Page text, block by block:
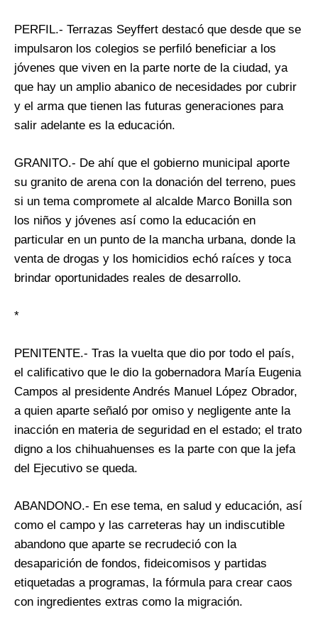
PERFIL.- Terrazas Seyffert destacó que desde que se
impulsaron los colegios se perfiló beneficiar a los
jóvenes que viven en la parte norte de la ciudad, ya
que hay un amplio abanico de necesidades por cubrir
y el arma que tienen las futuras generaciones para
salir adelante es la educación.
GRANITO.- De ahí que el gobierno municipal aporte
su granito de arena con la donación del terreno, pues
si un tema compromete al alcalde Marco Bonilla son
los niños y jóvenes así como la educación en
particular en un punto de la mancha urbana, donde la
venta de drogas y los homicidios echó raíces y toca
brindar oportunidades reales de desarrollo.
*
PENITENTE.- Tras la vuelta que dio por todo el país,
el calificativo que le dio la gobernadora María Eugenia
Campos al presidente Andrés Manuel López Obrador,
a quien aparte señaló por omiso y negligente ante la
inacción en materia de seguridad en el estado; el trato
digno a los chihuahuenses es la parte con que la jefa
del Ejecutivo se queda.
ABANDONO.- En ese tema, en salud y educación, así
como el campo y las carreteras hay un indiscutible
abandono que aparte se recrudeció con la
desaparición de fondos, fideicomisos y partidas
etiquetadas a programas, la fórmula para crear caos
con ingredientes extras como la migración.